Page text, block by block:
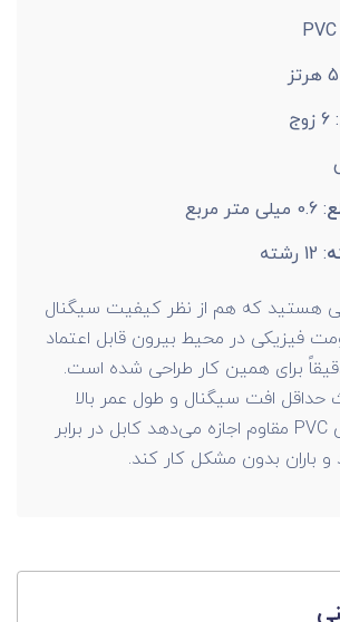
:
: 6 زوج
: 0.6 میلی متر مربع
: 12 رشته
هستید که هم از نظر کیفیت سیگنال
فیزیکی در محیط بیرون قابل اعتماد
برای همین کار طراحی شده است.
افت سیگنال و طول عمر بالا
می‌شود و روکش PVC مقاوم اجازه می‌دهد کابل در برابر
و باران بدون مشکل کار کند.